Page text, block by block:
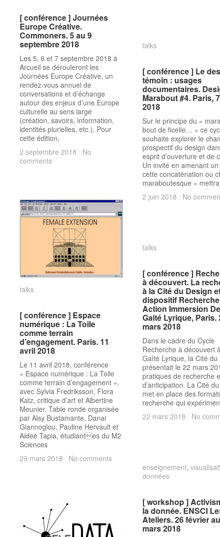
[ conférence ] Journées
Europe Créative.
Commoners. 5 au 9
septembre 2018
Les 5, 6 et 7 septembre 2018 à
Arcueil se dérouleront les
Journées Europe Créative, un
rendez-vous annuel de
conversations et d’échange
autour des enjeux d’une Europe
culturelle au sens large
(création, savoirs, information,
identités plurielles, etc.). Pour
cette édition,
2 septembre 2018 / No
comments
[ conférence ] Journées
Europe Créative.
Commoners. 5 au 9
septembre 2018
2 septembre 2018 / No
comments
talks
[ conférence ] Le
témoin : usages
documentaires.
Marabout #4. Paris,
2018
Sur le principe du «
bout de ficelle… » ce
souhaite explorer le
prospectif du design
esprit d’ouverture et de
Un invité en amenant
cette concaténation ou
maraboutesque » mettra
2 juin 2018 / No
talks
[ conférence ] Le
témoin : usages
documentaires.
Marabout #4. Paris,
2018
2 juin 2018 / No
talks
[ conférence ] Espace
numérique : La Toile
comme terrain
d’engagement. Paris. 11
avril 2018
Le 11 avril 2018, conférence
« Espace numérique : La Toile
comme terrain d’engagement »,
avec Sylvia Fredriksson, Flora
Katz, critique d’art et Albertine
Meunier. Table ronde organisée
par Alsy Bustamante, Danai
Giannoglou, Pauline Hervault et
Aideé Tapia, étudiantes du M2
Sciences
29 mars 2018 / No comments
talks
[ conférence ] Espace
numérique : La Toile
comme terrain
d’engagement. Paris. 11
avril 2018
29 mars 2018 / No comments
talks
[ conférence ]
à découvert. La
à la Cité du Design
dispositif Recherche
Action Immersion
Gaité Lyrique, Paris.
mars 2018
Dans le cadre du Cycle
Recherche à découvert
Gaîté Lyrique, la Cité du
présentait le 22 mars
pratiques de recherche
d’anticipation. La Cité
met en place des
recherche qui
22 mars 2018 / No
talks
[ conférence ]
à découvert. La
à la Cité du Design
dispositif Recherche
Action Immersion
Gaité Lyrique, Paris.
mars 2018
22 mars 2018 / No
enseignement,
données
[ workshop ]
la donnée. ENSCI
Ateliers. 26 février
mars 2018
enseignement
données
[ workshop ]
la donnée. ENSCI
Ateliers. 26 février
mars 2018